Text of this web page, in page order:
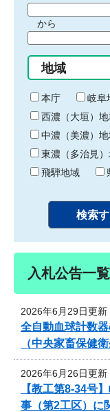
間
始
り
から
間
終
わ
り
地域
本庁
岐阜
西濃（大垣）
中濃（美濃）
東濃（多治見
飛騨地域
入札公告一覧
2026年6月29日更新
全自動血球計数
（中央家畜保健衛
2026年6月26日更新
【教工第8-34号
事（第2工区）に